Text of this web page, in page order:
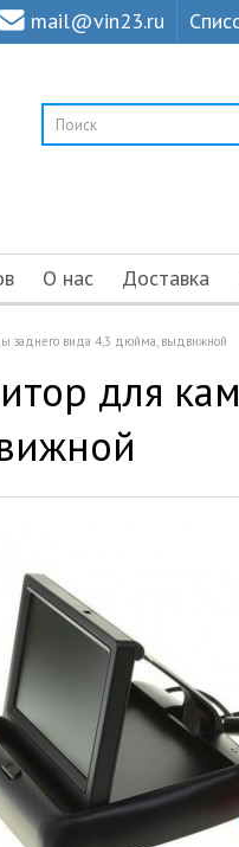
mail@vin23.ru
О нас Доставка
заднего вида 4,3 дюйма, выдвижной
для